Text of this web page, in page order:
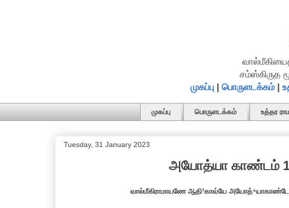
சம்ஸ்கிருத
முகப்பு| பொருளடக்கம்|
முகப்பு பொருளடக்கம் உத்தர
Tuesday, 31 January 2023
அயோத்யா காண்டம்
வால்மீகிராமாயணே ஆதி³காவ்யே